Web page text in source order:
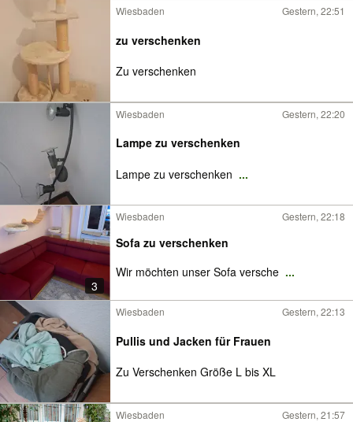
Wiesbaden Gestern, 22:51
zu verschenken
Zu verschenken
Wiesbaden Gestern, 22:20
Lampe zu verschenken
Lampe zu verschenken ...
3
Wiesbaden Gestern, 22:18
Sofa zu verschenken
Wir möchten unser Sofa versche ...
Wiesbaden Gestern, 22:13
Pullis und Jacken für Frauen
Zu Verschenken Größe L bis XL
Wiesbaden Gestern, 21:57